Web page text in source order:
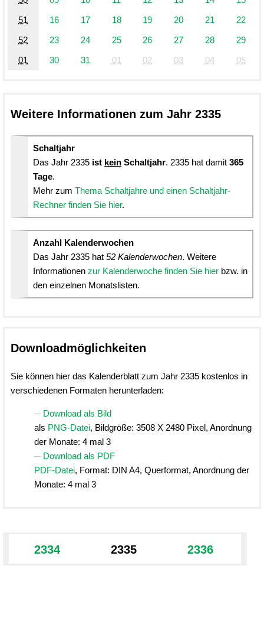
51
16 17 18 19 20 21
22
52
23 24 25 26 27 28
29
01
30 31 01 02 03 04 05
Weitere Informationen zum Jahr 2335
Schaltjahr
Das Jahr 2335 ist kein Schaltjahr. 2335 hat damit 365
Tage.
Mehr zum Thema Schaltjahre und einen Schaltjahr-
Rechner finden Sie hier.
Anzahl Kalenderwochen
Das Jahr 2335 hat 52 Kalenderwochen. Weitere
Informationen zur Kalenderwoche finden Sie hier bzw. in
den einzelnen Monatslisten.
Downloadmöglichkeiten
Sie können hier das Kalenderblatt zum Jahr 2335 kostenlos in
verschiedenen Formaten herunterladen:
Download als Bild
als PNG-Datei, Bildgröße: 3508 X 2480 Pixel, Anordnung
der Monate: 4 mal 3
Download als PDF
PDF-Datei, Format: DIN A4, Querformat, Anordnung der
Monate: 4 mal 3
2334 2335 2336